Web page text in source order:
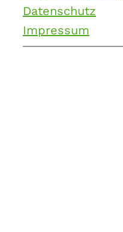
Datenschutz
Impressum